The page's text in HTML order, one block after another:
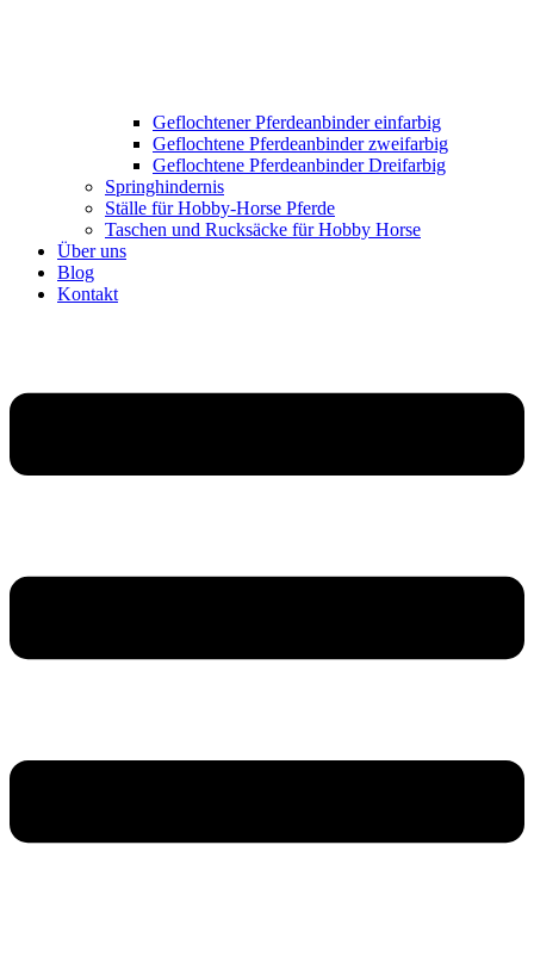
Geflochtener Pferdeanbinder einfarbig
Geflochtene Pferdeanbinder zweifarbig
Geflochtene Pferdeanbinder Dreifarbig
Springhindernis
Ställe für Hobby-Horse Pferde
Taschen und Rucksäcke für Hobby Horse
Über uns
Blog
Kontakt